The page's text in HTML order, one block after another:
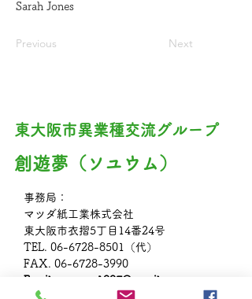
Sarah Jones
Previous Next
東大阪市異業種交流グループ​
創遊夢（ソユウム）
事務局：
マツダ紙工業株式会社
東大阪市衣摺5丁目14番24号
TEL. 06-6728-8501
（代）
FAX. 06-6728-3990
Email:
soyuum1997@gmail.com
URL:
https://www.soyuum.com/